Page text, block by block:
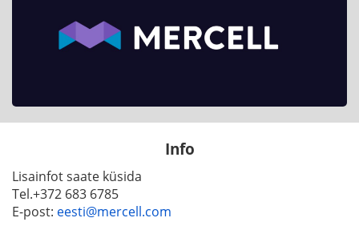
Info
Lisainfot saate küsida
Tel.+372 683 6785
E-post: eesti@mercell.com